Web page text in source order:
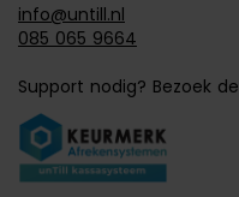
info@untill.nl
085 065 9664
Support nodig? Bezoek de